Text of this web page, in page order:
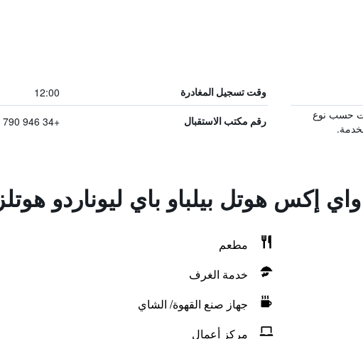
وقت تسجيل المغادرة 12:00
حسب نوع
رقم مكتب الاستقبال +34 946 790 279
إكس هوتل بيلباو باي ليوناردو هوتلز
مطعم
خدمة الغرف
جهاز صنع القهوة/ الشاي
مركز أعمال